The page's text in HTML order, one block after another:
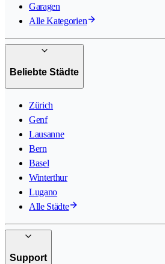
Garagen
Alle Kategorien
Beliebte Städte
Zürich
Genf
Lausanne
Bern
Basel
Winterthur
Lugano
Alle Städte
Support